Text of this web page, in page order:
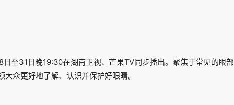
至31日晚19:30在湖南卫视、芒果TV同步播出。聚焦于常见的眼部
众更好地了解、认识并保护好眼睛。